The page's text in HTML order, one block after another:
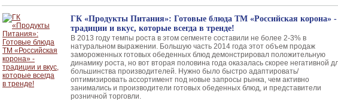
ГК «Продукты Питания»: Готовые блюда ТМ «Российская корона» -
традиции и вкус, которые всегда в тренде!
В 2013 году темпы роста в этом сегменте составили не более 2-3% в
натуральном выражении. Большую часть 2014 года этот объем продаж
замороженных готовых обеденных блюд демонстрировал положительную
динамику роста, но вот вторая половина года оказалась скорее негативной
большинства производителей. Нужно было быстро адаптировать/
оптимизировать ассортимент под новые запросы рынка, чем активно
занимались и производители готовых обеденных блюд, и представители
розничной торговли.